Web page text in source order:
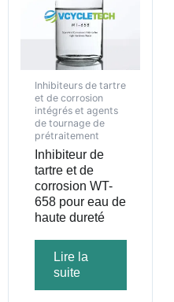
Inhibiteurs de tartre
et de corrosion
intégrés et agents
de tournage de
prétraitement
Inhibiteur de
tartre et de
corrosion WT-
658 pour eau de
haute dureté
Lire la
suite